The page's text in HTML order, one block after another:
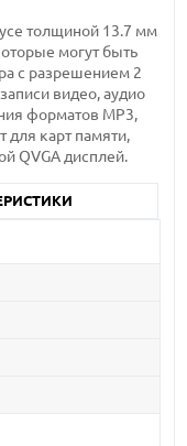
толщиной 13.7 мм
могут быть
с разрешением 2
видео, аудио
форматов MP3,
для карт памяти,
QVGA дисплей.